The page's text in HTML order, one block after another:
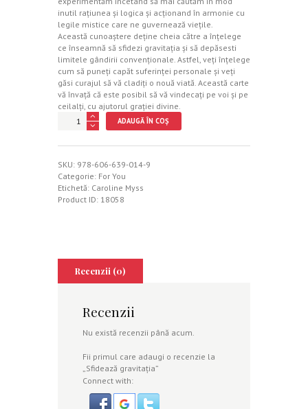
inutil raţiunea şi logica şi acţionand în armonie cu
legile mistice care ne guvernează vieţile.
Această cunoaştere deţine cheia către a înţelege
ce înseamnă să sfidezi gravitaţia şi să depăsesti
limitele gândirii convenţionale. Astfel, veţi înţelege
cum să puneţi capăt suferinţei personale şi veţi
găsi curajul să vă cladiţi o nouă viată. Această carte
vă învaţă că este posibil să vă vindecaţi pe voi şi pe
ceilalţi, cu ajutorul graţiei divine.
Cantitate
Sfidează
ADAUGĂ ÎN COȘ
SKU: 978-606-639-014-9
Categorie: For You
Etichetă: Caroline Myss
Product ID: 18058
Recenzii (0)
Recenzii
Nu există recenzii până acum.
Fii primul care adaugi o recenzie la
„Sfidează gravitaţia”
Connect with: